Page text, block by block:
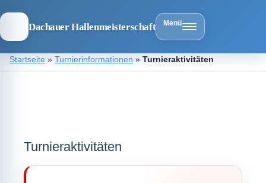
Dachauer Hallenmeisterschaft Menü
ZumStartseite » Turnierinformationen » Turnieraktivitäten
Turnieraktivitäten